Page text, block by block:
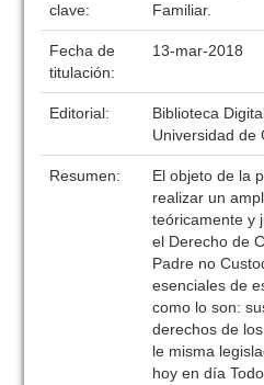
clave:
Familiar.
Fecha de
titulación:
13-mar-2018
Editorial:
Biblioteca
Universidad de
Resumen:
El objeto de la
realizar un
teóricamente y
el Derecho de
Padre no
esenciales de
como lo son:
derechos de
le misma
hoy en día